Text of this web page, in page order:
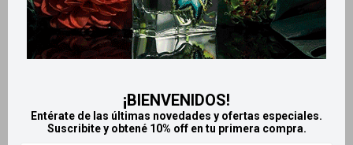
¡BIENVENIDOS!
Entérate de las últimas novedades y ofertas especiales.
Suscribite y obtené 10% off en tu primera compra.
LlegaMAÑANA
LlegaMAÑANA
Rodillo facial masajeador -
Color negro
$ 299